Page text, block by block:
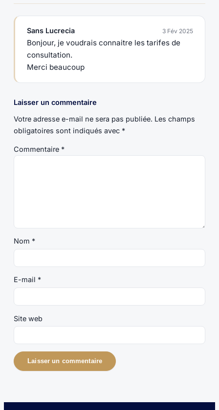
Sans Lucrecia 3 Fév 2025
Bonjour, je voudrais connaitre les tarifes de
consultation.
Merci beaucoup
Laisser un commentaire
Votre adresse e-mail ne sera pas publiée. Les champs
obligatoires sont indiqués avec *
Commentaire *
Nom *
E-mail *
Site web